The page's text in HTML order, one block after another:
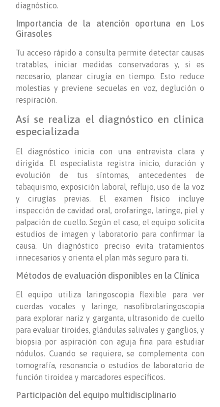
diagnóstico.
Importancia de la atención oportuna en Los
Girasoles
Tu acceso rápido a consulta permite detectar causas
tratables, iniciar medidas conservadoras y, si es
necesario, planear cirugía en tiempo. Esto reduce
molestias y previene secuelas en voz, deglución o
respiración.
Así se realiza el diagnóstico en clínica
especializada
El diagnóstico inicia con una entrevista clara y
dirigida. El especialista registra inicio, duración y
evolución de tus síntomas, antecedentes de
tabaquismo, exposición laboral, reflujo, uso de la voz
y cirugías previas. El examen físico incluye
inspección de cavidad oral, orofaringe, laringe, piel y
palpación de cuello. Según el caso, el equipo solicita
estudios de imagen y laboratorio para confirmar la
causa. Un diagnóstico preciso evita tratamientos
innecesarios y orienta el plan más seguro para ti.
Métodos de evaluación disponibles en la Clínica
El equipo utiliza laringoscopia flexible para ver
cuerdas vocales y laringe, nasofibrolaringoscopia
para explorar nariz y garganta, ultrasonido de cuello
para evaluar tiroides, glándulas salivales y ganglios, y
biopsia por aspiración con aguja fina para estudiar
nódulos. Cuando se requiere, se complementa con
tomografía, resonancia o estudios de laboratorio de
función tiroidea y marcadores específicos.
Participación del equipo multidisciplinario